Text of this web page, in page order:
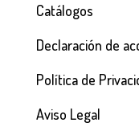
Catálogos
Declaración de
Política de
Aviso Legal